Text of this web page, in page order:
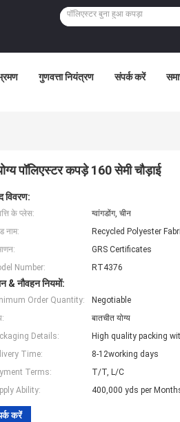
गुणवत्ता नियंत्रण संपर्क करें
पॉलिएस्टर कपड़े 160 सेमी चौड़ाई
विवरण:
के प्लेस:
ग्वांगडोंग, चीन
नाम:
Recycled Polyester
GRS Certificates
Number:
RT4376
& नौवहन नियमों:
Order Quantity:
Negotiable
बातचीत योग्य
Details:
High quality packing
Time:
8-12working days
Terms:
T/T, L/C
Ability:
400,000 yds per
करें